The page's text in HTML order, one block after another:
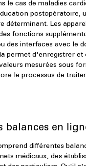
le cas de maladies
postopératoire,
déterminant. Les
fonctions
des interfaces avec le
permet d'enregistrer et
mesurées sous
le processus de
balances en
différentes
médicaux, des